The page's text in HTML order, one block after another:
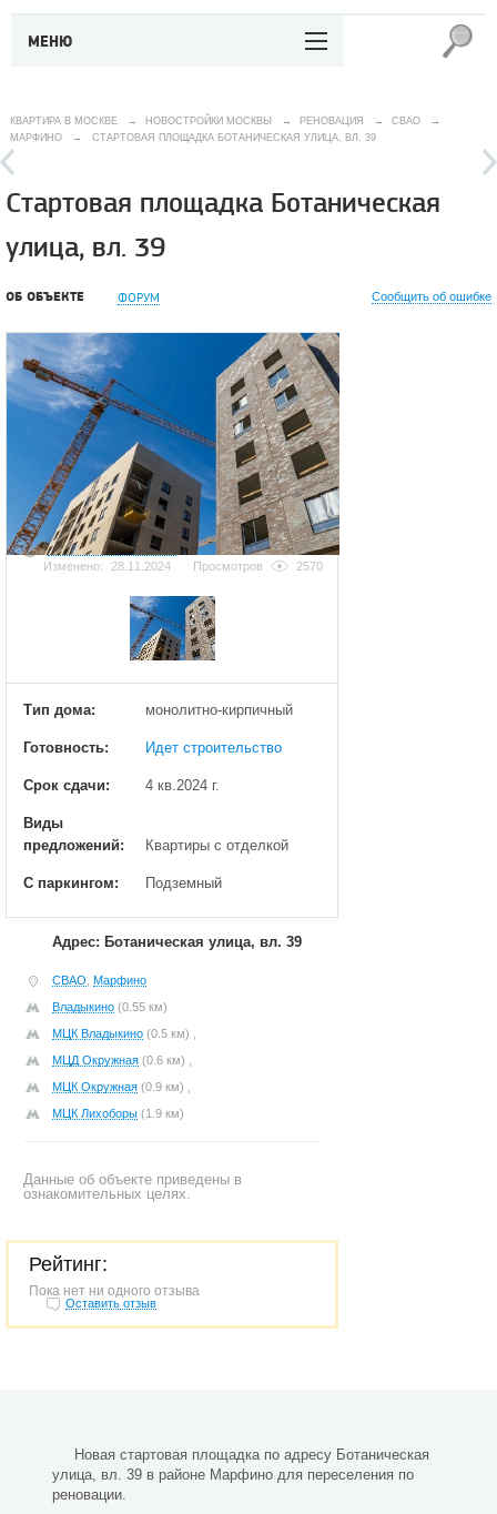
МЕНЮ
КВАРТИРА В МОСКВЕ → НОВОСТРОЙКИ МОСКВЫ → РЕНОВАЦИЯ → СВАО
→
МАРФИНО
→ СТАРТОВАЯ ПЛОЩАДКА БОТАНИЧЕСКАЯ УЛИЦА, ВЛ. 39
Стартовая площадка Ботаническая
улица, вл. 39
ОБ ОБЪЕКТЕ ФОРУМ Сообщить об ошибке
Добавить фотографию
Изменено:
28.11.2024 Просмотров 2570
Тип дома: монолитно-кирпичный
Готовность: Идет строительство
Срок сдачи: 4 кв.2024 г.
Виды
предложений:
Квартиры с отделкой
С паркингом: Подземный
Адрес: Ботаническая улица, вл. 39
СВАО Марфино
Владыкино (0.55 км)
МЦК Владыкино (0.5 км) ,
МЦД Окружная (0.6 км) ,
МЦК Окружная (0.9 км) ,
МЦК Лихоборы (1.9 км)
Данные об объекте приведены в
ознакомительных целях.
Рейтинг:
Пока нет ни одного отзыва
Оставить отзыв
Новая стартовая площадка по адресу Ботаническая
улица, вл. 39 в районе Марфино для переселения по
реновации.